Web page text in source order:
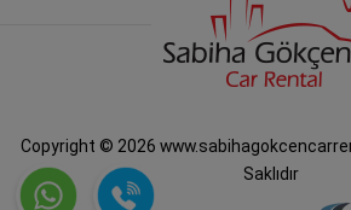
Copyright © 2026
Saklıdır